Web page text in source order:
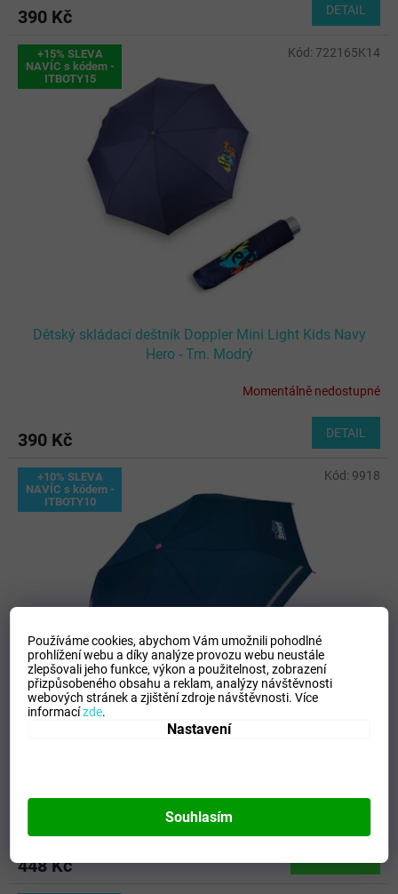
Používáme cookies, abychom Vám umožnili pohodlné
prohlížení webu a díky analýze provozu webu neustále
zlepšovali jeho funkce, výkon a použitelnost,zobrazení
přizpůsobeného obsahu a reklam, analýzy návštěvnosti
webových stránek a zjištění zdroje návštěvnosti.Více
informacízde.
Nastavení
Souhlasím
390 Kč DETAIL
+15% SLEVA
NAVÍC s kódem -
ITBOTY15
Dětský skládací deštník Doppler Mini Light Kids Navy
Hero - Tm. Modrý
Momentálně nedostupné
390 Kč DETAIL
Kód: 722165K14
+10% SLEVA
NAVÍC s kódem -
ITBOTY10
SKLADEM - Doručení 3-5 dní
448 Kč
Kód: 9918